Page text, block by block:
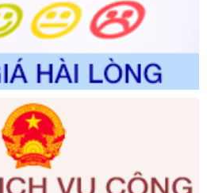
chính lĩnh vực biến đổi khí hậu
Sở Nông nghiệp và Môi
thủ tục hành chính được sửa
quy trình nội bộ, quy trình điện tử
trong lĩnh vực Luật sư thuộc
lý của Sở Tư pháp